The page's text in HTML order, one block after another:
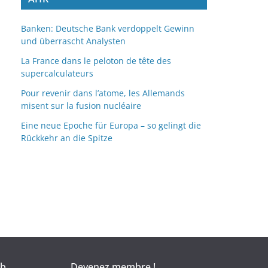
v
e
s
Banken: Deutsche Bank verdoppelt Gewinn
und überrascht Analysten
La France dans le peloton de tête des
supercalculateurs
Pour revenir dans l’atome, les Allemands
misent sur la fusion nucléaire
Eine neue Epoche für Europa – so gelingt die
Rückkehr an die Spitze